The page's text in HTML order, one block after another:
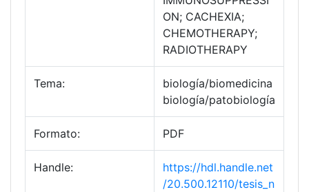
ON; CACHEXIA;
CHEMOTHERAPY;
RADIOTHERAPY
Tema:
biología/biomedicina
biología/patobiología
Formato: PDF
Handle:
https://hdl.handle.net
/20.500.12110/tesis_n